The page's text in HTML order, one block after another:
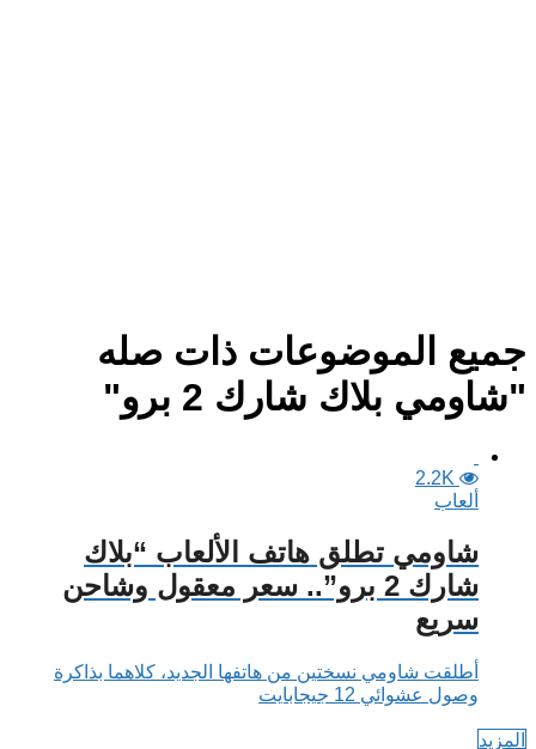
جميع الموضوعات ذات صله
"شاومي بلاك شارك 2 برو"
2.2K
ألعاب
شاومي تطلق هاتف الألعاب “بلاك
شارك 2 برو”.. سعر معقول وشاحن
سريع
أطلقت شاومي نسختين من هاتفها الجديد، كلاهما بذاكرة
وصول عشوائي 12 جيجابايت
المزيد